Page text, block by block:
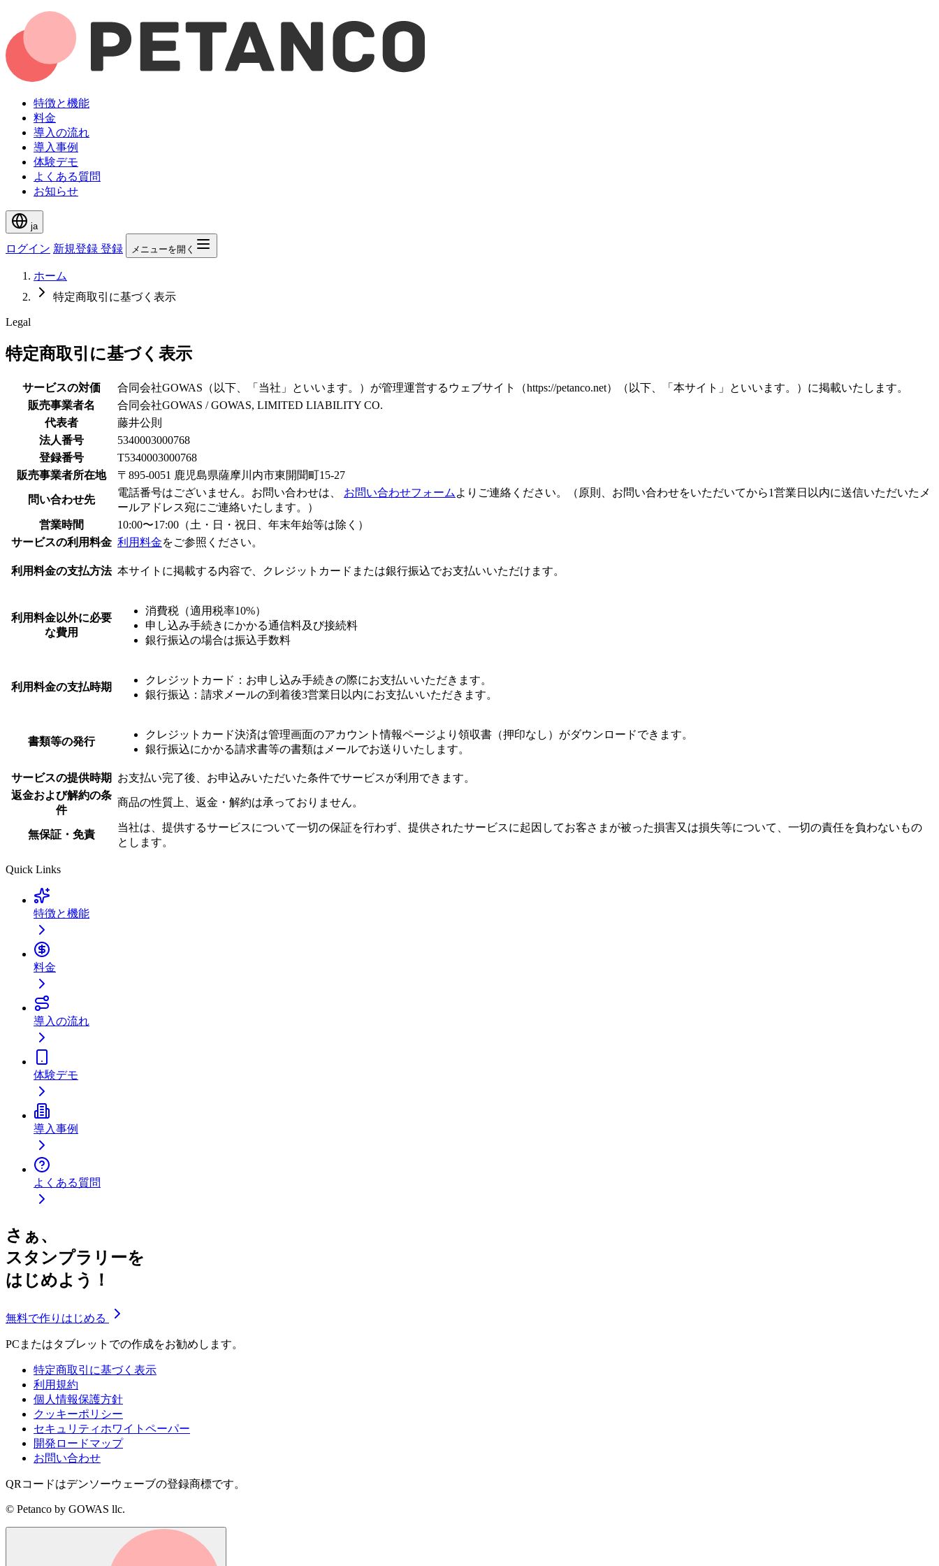
特徴と機能
料金
導入の流れ
導入事例
体験デモ
よくある質問
お知らせ
ja
ログイン 新規登録 登録 メニューを開く
ホーム
特定商取引に基づく表示
Legal
特定商取引に基づく表示
サービスの対価
合同会社GOWAS（以下、「当社」といいます。）が管理運営するウェブサイト（https://petanco.net）（以下、「本サイト」といいます。）に掲載いたします。
販売事業者名
合同会社GOWAS / GOWAS, LIMITED LIABILITY CO.
代表者
藤井公則
法人番号
5340003000768
登録番号
T5340003000768
販売事業者所在地
〒895-0051 鹿児島県薩摩川内市東開聞町15-27
問い合わせ先
電話番号はございません。お問い合わせは、 お問い合わせフォーム よりご連絡ください。（原則、お問い合わせをいただいてから1営業日以内に送信いただいたメ
ールアドレス宛にご連絡いたします。）
営業時間
10:00〜17:00（土・日・祝日、年末年始等は除く）
サービスの利用料金 利用料金をご参照ください。
利用料金の支払方法 本サイトに掲載する内容で、クレジットカードまたは銀行振込でお支払いいただけます。
利用料金以外に必要
な費用
消費税（適用税率10%）
申し込み手続きにかかる通信料及び接続料
銀行振込の場合は振込手数料
利用料金の支払時期
クレジットカード：お申し込み手続きの際にお支払いいただきます。
銀行振込：請求メールの到着後3営業日以内にお支払いいただきます。
書類等の発行
クレジットカード決済は管理画面のアカウント情報ページより領収書（押印なし）がダウンロードできます。
銀行振込にかかる請求書等の書類はメールでお送りいたします。
サービスの提供時期
お支払い完了後、お申込みいただいた条件でサービスが利用できます。
返金および解約の条
件
商品の性質上、返金・解約は承っておりません。
無保証・免責
当社は、提供するサービスについて一切の保証を行わず、提供されたサービスに起因してお客さまが被った損害又は損失等について、一切の責任を負わないもの
とします。
Quick Links
特徴と機能
料金
導入の流れ
体験デモ
導入事例
よくある質問
さぁ、
スタンプラリーを
はじめよう！
無料で作りはじめる
PCまたはタブレットでの作成をお勧めします。
特定商取引に基づく表示
利用規約
個人情報保護方針
クッキーポリシー
セキュリティホワイトペーパー
開発ロードマップ
お問い合わせ
QRコードはデンソーウェーブの登録商標です。
© Petanco by GOWAS llc.